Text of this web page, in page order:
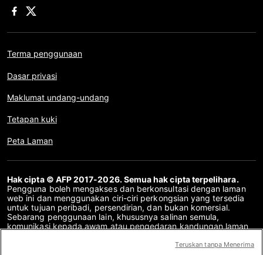
Terma penggunaan
Dasar privasi
Maklumat undang-undang
Tetapan kuki
Peta Laman
Hak cipta © AFP 2017-2026. Semua hak cipta terpelihara.
Pengguna boleh mengakses dan berkonsultasi dengan laman
web ini dan menggunakan ciri-ciri perkongsian yang tersedia
untuk tujuan peribadi, persendirian, dan bukan komersial.
Sebarang penggunaan lain, khususnya salinan semula,
komunikasi kepada awam atau pengedaran kandungan laman
sebarang tujuan lain dan/atau dengan cara lain, tanpa
Teruskan tanpa Menerima